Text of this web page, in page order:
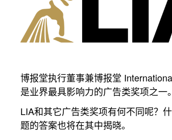
博报堂执行董事兼博报堂
是业界最具影响力的广告类奖项之一。
LIA和其它广告类奖项有何不同呢？
题的答案也将在其中揭晓。